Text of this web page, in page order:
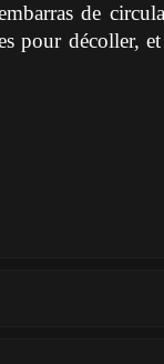
de
pour décoller,